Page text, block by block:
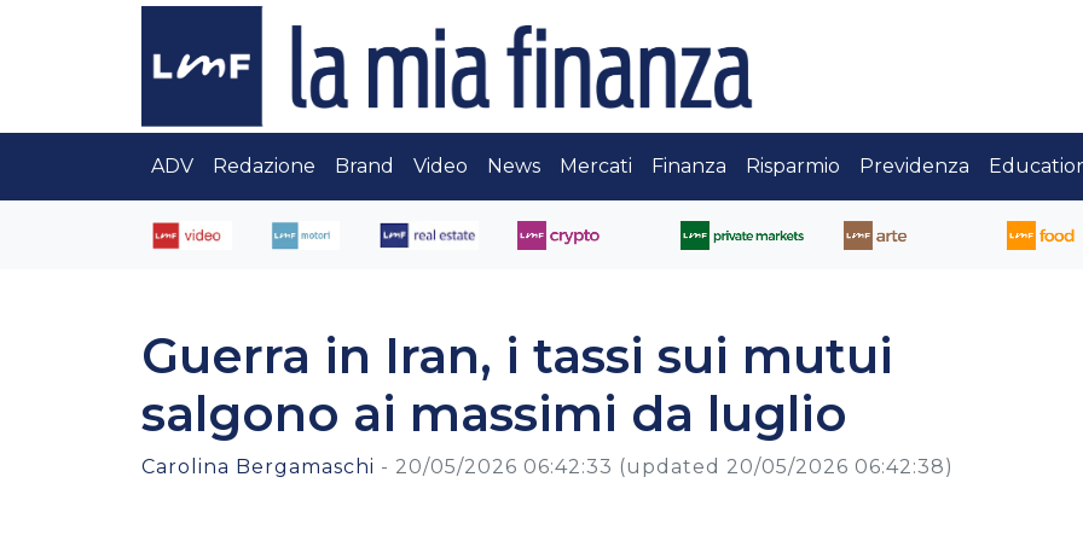
ADV Redazione Brand Video News Mercati Finanza Risparmio Previdenza
Guerra in Iran, i tassi sui mutui
salgono ai massimi da luglio
Carolina Bergamaschi - 20/05/2026 06:42:33 (updated 20/05/2026 06:42:38)